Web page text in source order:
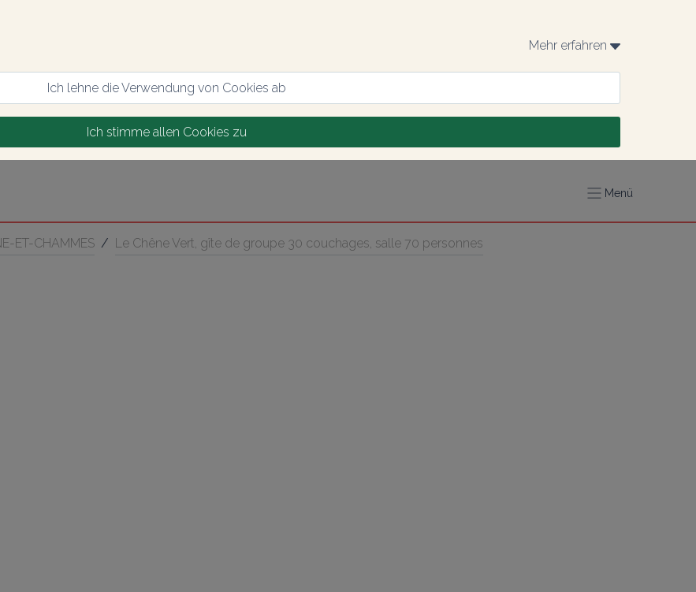
Mehr erfahren
Ich lehne die Verwendung von Cookies ab
Ich stimme allen Cookies zu
Menü
ET-CHAMMES / Le Chêne Vert, gîte de groupe 30 couchages, salle 70 personnes